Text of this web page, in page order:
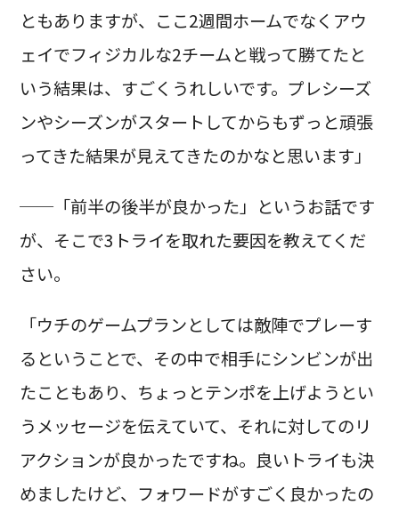
ともありますが、ここ2週間ホームでなくアウ
ェイでフィジカルな2チームと戦って勝てたと
いう結果は、すごくうれしいです。プレシーズ
ンやシーズンがスタートしてからもずっと頑張
ってきた結果が見えてきたのかなと思います」
──「前半の後半が良かった」というお話です
が、そこで3トライを取れた要因を教えてくだ
さい。
「ウチのゲームプランとしては敵陣でプレーす
るということで、その中で相手にシンビンが出
たこともあり、ちょっとテンポを上げようとい
うメッセージを伝えていて、それに対してのリ
アクションが良かったですね。良いトライも決
めましたけど、フォワードがすごく良かったの